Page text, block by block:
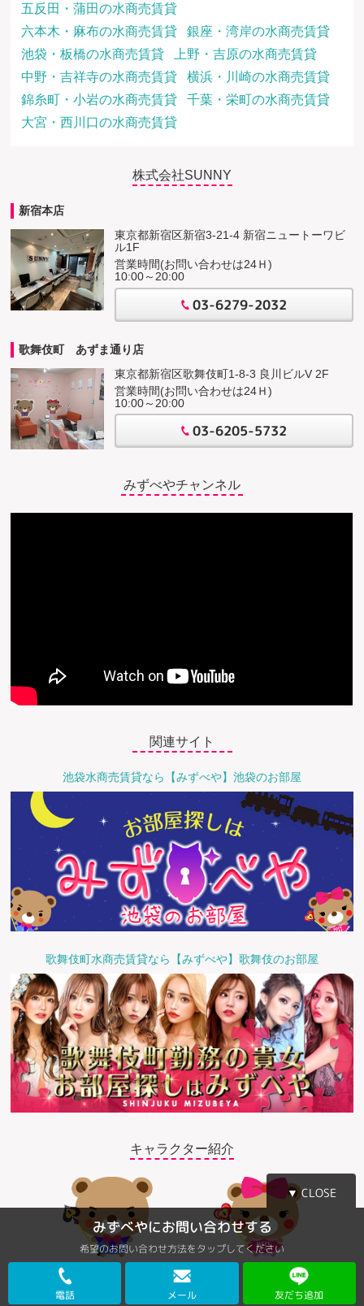
▼ CLOSE
みずべやにお問い合わせする
希望のお問い合わせ方法をタップしてください
電話 メール 友だち追加
五反田・蒲田の水商売賃貸
六本木・麻布の水商売賃貸
銀座・湾岸の水商売賃貸
池袋・板橋の水商売賃貸
上野・吉原の水商売賃貸
中野・吉祥寺の水商売賃貸
横浜・川崎の水商売賃貸
錦糸町・小岩の水商売賃貸
千葉・栄町の水商売賃貸
大宮・西川口の水商売賃貸
株式会社SUNNY
新宿本店
東京都新宿区新宿3-21-4 新宿ニュートーワビ
ル1F
営業時間(お問い合わせは24Ｈ)
10:00～20:00
03-6279-2032
歌舞伎町 あずま通り店
東京都新宿区歌舞伎町1-8-3 良川ビルV 2F
営業時間(お問い合わせは24Ｈ)
10:00～20:00
03-6205-5732
みずべやチャンネル
関連サイト
池袋水商売賃貸なら【みずべや】池袋のお部屋
歌舞伎町水商売賃貸なら【みずべや】歌舞伎のお部屋
キャラクター紹介
©2018 みずべや